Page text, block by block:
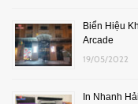
Biển Hiệu
Arcade
19/05/2022
In Nhanh